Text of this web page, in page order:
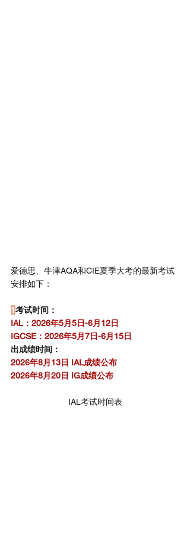
爱德思、牛津AQA和CIE夏季大考的最新考试
安排如下：
1考试时间：
IAL：2026年5月5日-6月12日
IGCSE：2026年5月7日-6月15日
出成绩时间：
2026年8月13日 IAL成绩公布
2026年8月20日 IG成绩公布
IAL考试时间表